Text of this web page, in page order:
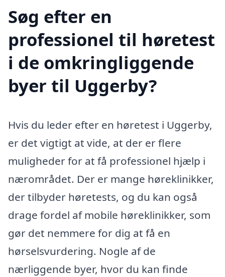
Søg efter en
professionel til høretest
i de omkringliggende
byer til Uggerby?
Hvis du leder efter en høretest i Uggerby,
er det vigtigt at vide, at der er flere
muligheder for at få professionel hjælp i
nærområdet. Der er mange høreklinikker,
der tilbyder høretests, og du kan også
drage fordel af mobile høreklinikker, som
gør det nemmere for dig at få en
hørselsvurdering. Nogle af de
nærliggende byer, hvor du kan finde